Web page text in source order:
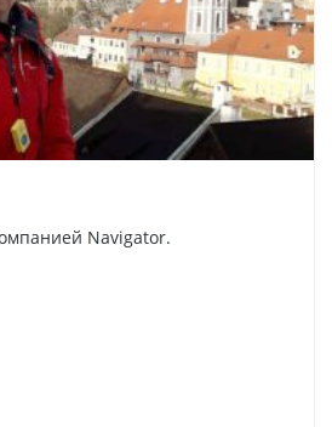
Navigator.